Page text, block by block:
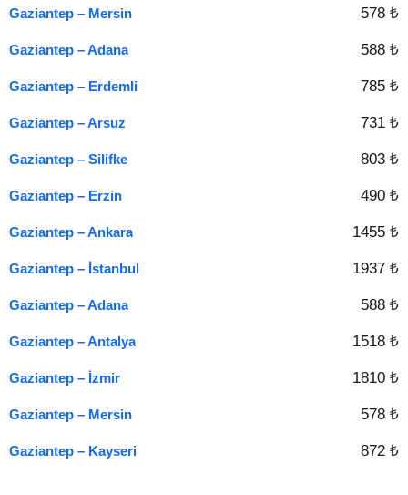
Gaziantep – Mersin 578 ₺
Gaziantep – Adana 588 ₺
Gaziantep – Erdemli 785 ₺
Gaziantep – Arsuz 731 ₺
Gaziantep – Silifke 803 ₺
Gaziantep – Erzin 490 ₺
Gaziantep – Ankara 1455 ₺
Gaziantep – İstanbul 1937 ₺
Gaziantep – Adana 588 ₺
Gaziantep – Antalya 1518 ₺
Gaziantep – İzmir 1810 ₺
Gaziantep – Mersin 578 ₺
Gaziantep – Kayseri 872 ₺